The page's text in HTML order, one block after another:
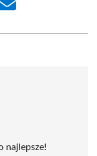
Share
najlepsze!